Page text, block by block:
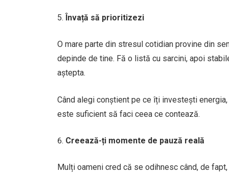
Învață să prioritizezi
O mare parte din stresul cotidian provine din
depinde de tine. Fă o listă cu sarcini, apoi
aștepta.
Când alegi conștient pe ce îți investești
este suficient să faci ceea ce contează.
Creează-ți momente de pauză reală
Mulți oameni cred că se odihnesc când, de